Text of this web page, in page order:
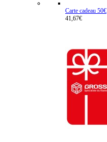
Carte cadeau 50€
41,67€